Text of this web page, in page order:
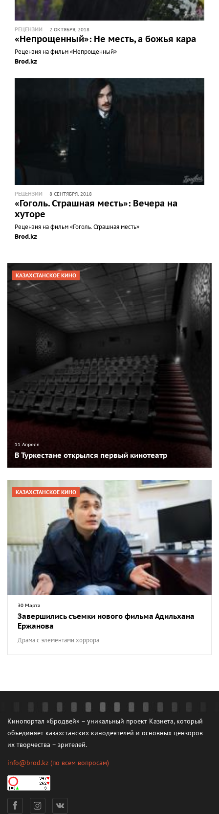
РЕЦЕНЗИИ 2 ОКТЯБРЯ, 2018
«Непрощенный»: Не месть, а божья кара
Рецензия на фильм «Непрощенный»
Brod.kz
РЕЦЕНЗИИ 8 СЕНТЯБРЯ, 2018
«Гоголь. Страшная месть»: Вечера на
хуторе
Рецензия на фильм «Гоголь. Страшная месть»
Brod.kz
КАЗАХСТАНСКОЕ КИНО
11 Апреля
В Туркестане открылся первый кинотеатр
КАЗАХСТАНСКОЕ КИНО
30 Марта
Завершились съемки нового фильма Адильхана
Ержанова
Драма с элементами хоррора
Кинопортал «Бродвей» – уникальный проект Казнета, который
объединяет казахстанских кинодеятелей и основных цензоров
их творчества – зрителей.
info@brod.kz (по всем вопросам)